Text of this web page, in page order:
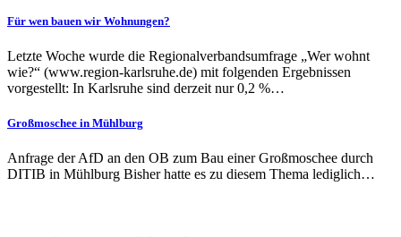
Für wen bauen wir Wohnungen?
Letzte Woche wurde die Regionalverbandsumfrage „Wer wohnt
wie?“ (www.region-karlsruhe.de) mit folgenden Ergebnissen
vorgestellt: In Karlsruhe sind derzeit nur 0,2 %…
Großmoschee in Mühlburg
Anfrage der AfD an den OB zum Bau einer Großmoschee durch
DITIB in Mühlburg Bisher hatte es zu diesem Thema lediglich…